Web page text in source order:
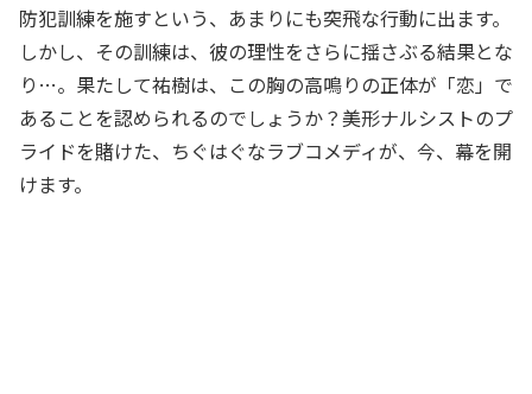
防犯訓練を施すという、あまりにも突飛な行動に出ます。
しかし、その訓練は、彼の理性をさらに揺さぶる結果とな
り…。果たして祐樹は、この胸の高鳴りの正体が「恋」で
あることを認められるのでしょうか？美形ナルシストのプ
ライドを賭けた、ちぐはぐなラブコメディが、今、幕を開
けます。